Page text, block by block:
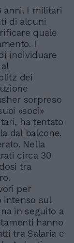
anni. I militari
di alcuni
quale
I
individuare
dei
sorpreso
«soci»
ha tentato
dal balcone.
Nella
circa 30
tra
per
intenso sul
in seguito a
hanno
tra Salaria e